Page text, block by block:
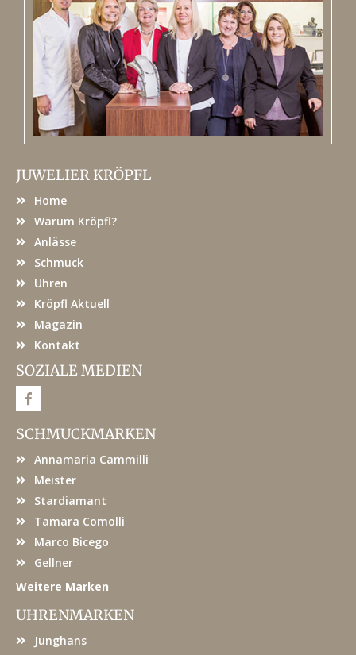
JUWELIER KRÖPFL
Home
Warum Kröpfl?
Anlässe
Schmuck
Uhren
Kröpfl Aktuell
Magazin
Kontakt
SOZIALE MEDIEN
F
a
e
b
o
SCHMUCKMARKEN
Annamaria Cammilli
Meister
Stardiamant
Tamara Comolli
Marco Bicego
Gellner
Weitere Marken
UHRENMARKEN
Junghans